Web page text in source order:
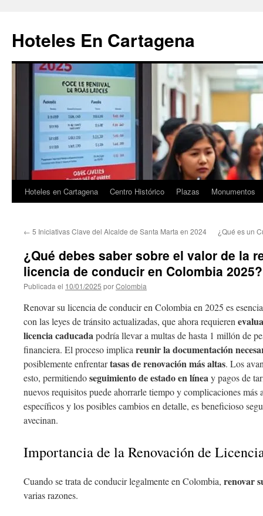
contenido
Hoteles En Cartagena
Hoteles en Cartagena Centro Histórico Plazas Monumentos
← 5 Iniciativas Clave del Alcalde de Santa Marta en 2024 ¿Qué es un
¿Qué debes saber sobre el valor de la
licencia de conducir en Colombia 2025?
Publicada el 10/01/2025 porColombia
Renovar su licencia de conducir en Colombia en 2025 es
con las leyes de tránsito actualizadas, que ahora requieren
licencia caducadapodría llevar a multas de hasta 1 millón de
financiera. El proceso implica reunir la documentación
posiblemente enfrentartasas de renovación más altas. Los
esto, permitiendoseguimiento de estado en líneay pagos de
nuevos requisitos puede ahorrarle tiempo y complicaciones más
específicos y los posibles cambios en detalle, es beneficioso
avecinan.
Importancia de la Renovación de
Cuando se trata de conducir legalmente en Colombia, renovar
varias razones.